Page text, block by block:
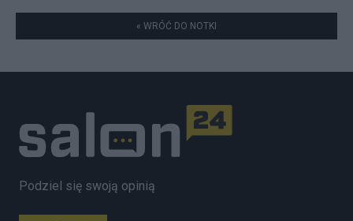
« WRÓĆ DO NOTKI
Podziel się swoją opinią